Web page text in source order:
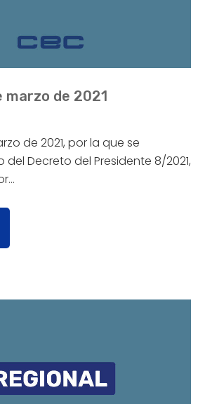
marzo de 2021
de 2021, por la que se
Decreto del Presidente 8/2021,